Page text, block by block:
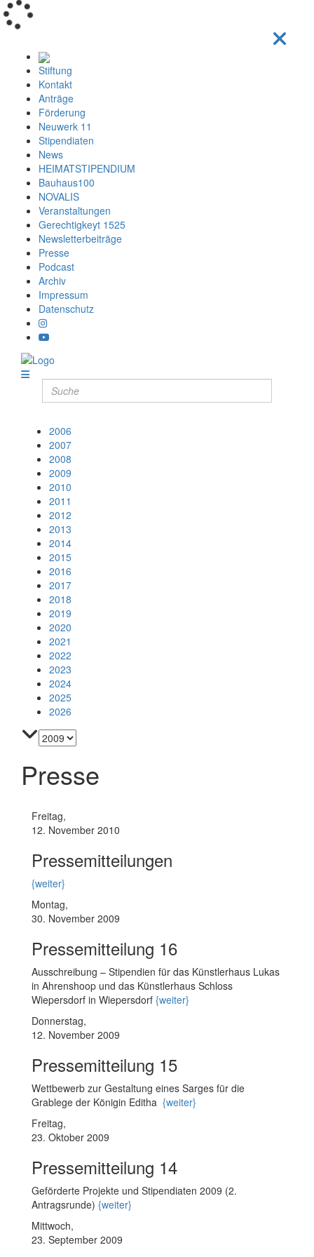
Stiftung
Kontakt
Anträge
Förderung
Neuwerk 11
Stipendiaten
News
HEIMATSTIPENDIUM
Bauhaus100
NOVALIS
Veranstaltungen
Gerechtigkeyt 1525
Newsletterbeiträge
Presse
Podcast
Archiv
Impressum
Datenschutz
2006
2007
2008
2009
2010
2011
2012
2013
2014
2015
2016
2017
2018
2019
2020
2021
2022
2023
2024
2025
2026
Presse
Freitag,
12. November 2010
Pressemitteilungen
{weiter}
Montag,
30. November 2009
Pressemitteilung 16
Ausschreibung – Stipendien für das Künstlerhaus Lukas
in Ahrenshoop und das Künstlerhaus Schloss
Wiepersdorf in Wiepersdorf {weiter}
Donnerstag,
12. November 2009
Pressemitteilung 15
Wettbewerb zur Gestaltung eines Sarges für die
Grablege der Königin Editha {weiter}
Freitag,
23. Oktober 2009
Pressemitteilung 14
Geförderte Projekte und Stipendiaten 2009 (2.
Antragsrunde) {weiter}
Mittwoch,
23. September 2009